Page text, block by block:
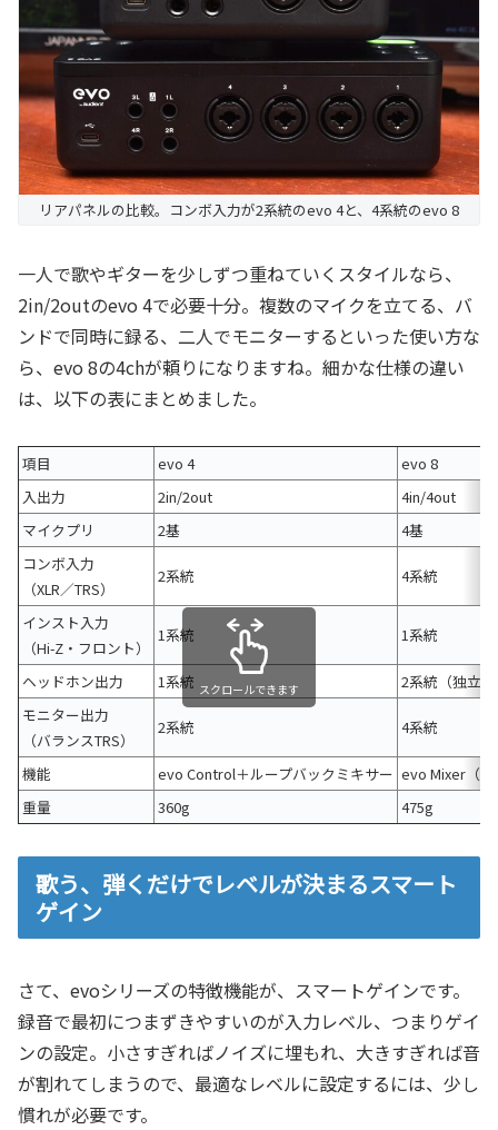
リアパネルの比較。コンボ入力が2系統のevo 4と、4系統のevo 8
一人で歌やギターを少しずつ重ねていくスタイルなら、
2in/2outのevo 4で必要十分。複数のマイクを立てる、バ
ンドで同時に録る、二人でモニターするといった使い方な
ら、evo 8の4chが頼りになりますね。細かな仕様の違い
は、以下の表にまとめました。
項目 evo 4
evo 8
入出力
2in/2out
4in/4out
マイクプリ
2基
4基
コンボ入力
（XLR／TRS）
2系統 4系統
インスト入力
（Hi-Z・フロント）
1系統 1系統
ヘッドホン出力 1系統
2系統（独立
モニター出力
（バランスTRS）
2系統 4系統
機能 evo Control＋ループバックミキサー evo Mixer（
重量
360g 475g
スクロールできます
歌う、弾くだけでレベルが決まるスマート
ゲイン
さて、evoシリーズの特徴機能が、スマートゲインです。
録音で最初につまずきやすいのが入力レベル、つまりゲイ
ンの設定。小さすぎればノイズに埋もれ、大きすぎれば音
が割れてしまうので、最適なレベルに設定するには、少し
慣れが必要です。